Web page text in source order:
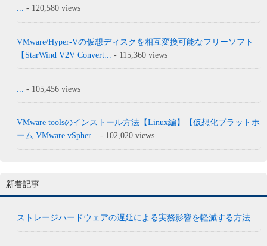
... - 120,580 views
VMware/Hyper-Vの仮想ディスクを相互変換可能なフリーソフト
【StarWind V2V Convert...
- 115,360 views
- 105,456 views
VMware toolsのインストール方法【Linux編】【仮想化プラットホ
ーム VMware vSpher... - 102,020 views
新着記事
ストレージハードウェアの遅延による実務影響を軽減する方法